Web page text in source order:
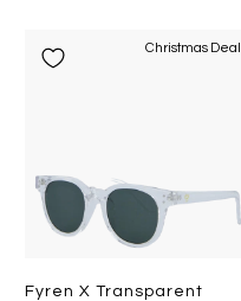
Christmas Deal
Fyren X Transparent